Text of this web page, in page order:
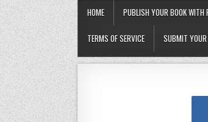
HOME PUBLISH YOUR BOOK WITH
TERMS OF SERVICE SUBMIT